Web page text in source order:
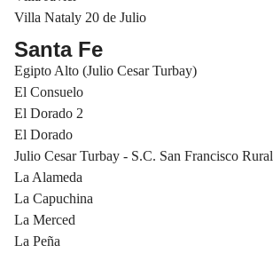
Villa Nataly 20 de Julio
Santa Fe
Egipto Alto (Julio Cesar Turbay)
El Consuelo
El Dorado 2
El Dorado
Julio Cesar Turbay - S.C. San Francisco Rural
La Alameda
La Capuchina
La Merced
La Peña